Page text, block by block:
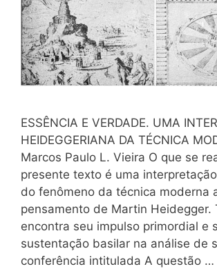
ESSÊNCIA E VERDADE. UMA
HEIDEGGERIANA DA TÉCNICA
Marcos Paulo L. Vieira O que se
presente texto é uma
do fenômeno da técnica moderna
pensamento de Martin Heidegger.
encontra seu impulso primordial e
sustentação basilar na análise de
conferência intitulada A questão …